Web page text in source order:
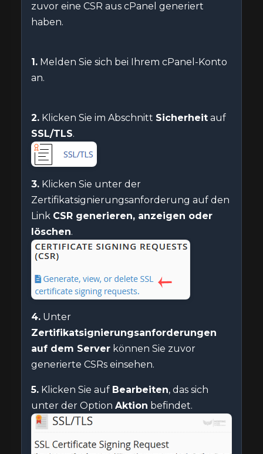
zuvor eine CSR aus cPanel generiert
haben.
1. Melden Sie sich bei Ihrem cPanel-Konto
an.
2. Klicken Sie im Abschnitt Sicherheit auf
SSL/TLS.
3. Klicken Sie unter der
Zertifikatsignierungsanforderung auf den
Link CSR generieren, anzeigen oder
löschen.
4. Unter
Zertifikatsignierungsanforderungen
auf dem Server können Sie zuvor
generierte CSRs einsehen.
5. Klicken Sie auf Bearbeiten, das sich
unter der Option Aktion befindet.